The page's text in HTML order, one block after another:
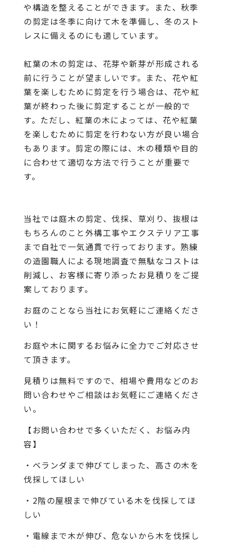
や構造を整えることができます。また、秋季
の剪定は冬季に向けて木を準備し、冬のスト
レスに備えるのにも適しています。
紅葉の木の剪定は、花芽や新芽が形成される
前に行うことが望ましいです。また、花や紅
葉を楽しむために剪定を行う場合は、花や紅
葉が終わった後に剪定することが一般的で
す。ただし、紅葉の木によっては、花や紅葉
を楽しむために剪定を行わない方が良い場合
もあります。剪定の際には、木の種類や目的
に合わせて適切な方法で行うことが重要で
す。
当社では庭木の剪定、伐採、草刈り、抜根は
もちろんのこと外構工事やエクステリア工事
まで自社で一気通貫で行っております。熟練
の造園職人による現地調査で無駄なコストは
削減し、お客様に寄り添ったお見積りをご提
案しております。
お庭のことなら当社にお気軽にご連絡くださ
い！
お庭や木に関するお悩みに全力でご対応させ
て頂きます。
見積りは無料ですので、相場や費用などのお
問い合わせやご相談はお気軽にご連絡くださ
い。
【お問い合わせで多くいただく、お悩み内
容】
・ベランダまで伸びてしまった、高さの木を
伐採してほしい
・2階の屋根まで伸びている木を伐採してほ
しい
・電線まで木が伸び、危ないから木を伐採し